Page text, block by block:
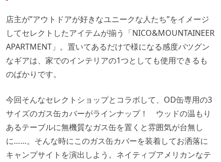
店主が”アウトドアが好きなユニークな人たち”をイメージ
してセレクトしたアイテムが揃う「NICO&MOUNTAINEER
APARTMENT」。置いてあるだけで様になる感度バツグン
なギアは、家でのインテリアの1つとしても使用できるも
のばかりです。
今回そんなセレクトショップとコラボして、OD缶専用の3
サイズのガス缶カバーがラインナップ！ ウッドの温もり
あるテーブルに無機質なガス缶を置くと雰囲気が台無し
に……。そんな時にこのガス缶カバーを装着してお洒落に
キャンプサイトを演出しよう。ネイティブアメリカンなテ